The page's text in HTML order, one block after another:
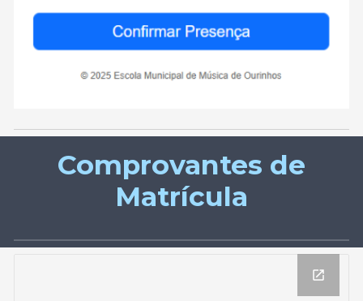
Comprovantes de
Matrícula